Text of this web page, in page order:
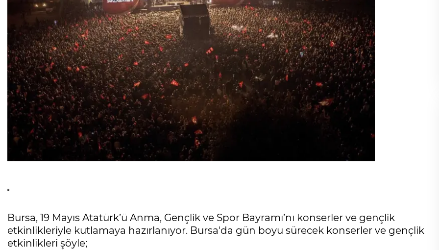
Bursa, 19 Mayıs Atatürk’ü Anma, Gençlik ve Spor Bayramı’nı konserler ve gençlik
etkinlikleriyle kutlamaya hazırlanıyor. Bursa'da gün boyu sürecek konserler ve gençlik
etkinlikleri şöyle;